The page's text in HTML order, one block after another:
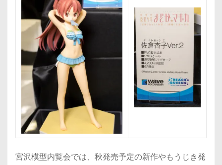
宮沢模型内覧会では、秋発売予定の新作やもうじき発